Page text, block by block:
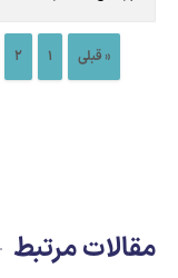
« قبلی 1
2
مقالات مرتبط